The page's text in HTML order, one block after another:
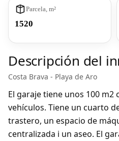
Parcela, m²
1520
Descripción del
Costa Brava - Playa de Aro
El garajetiene unos 100 m2
vehículos. Tiene un cuarto
trastero, un espacio de
centralizada i un aseo. El